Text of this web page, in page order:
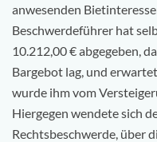
anwesenden
Beschwerdeführer hat
10.212,00 € abgegeben,
Bargebot lag, und
wurde ihm vom
Hiergegen wendete sich
Rechtsbeschwerde, über